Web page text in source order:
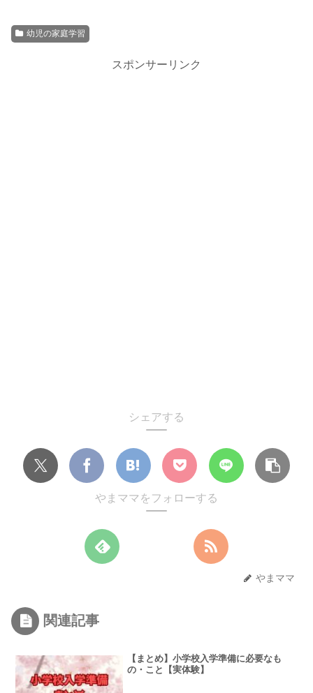
幼児の家庭学習
スポンサーリンク
シェアする
やまママをフォローする
やまママ
関連記事
【まとめ】小学校入学準備に必要なも
の・こと【実体験】